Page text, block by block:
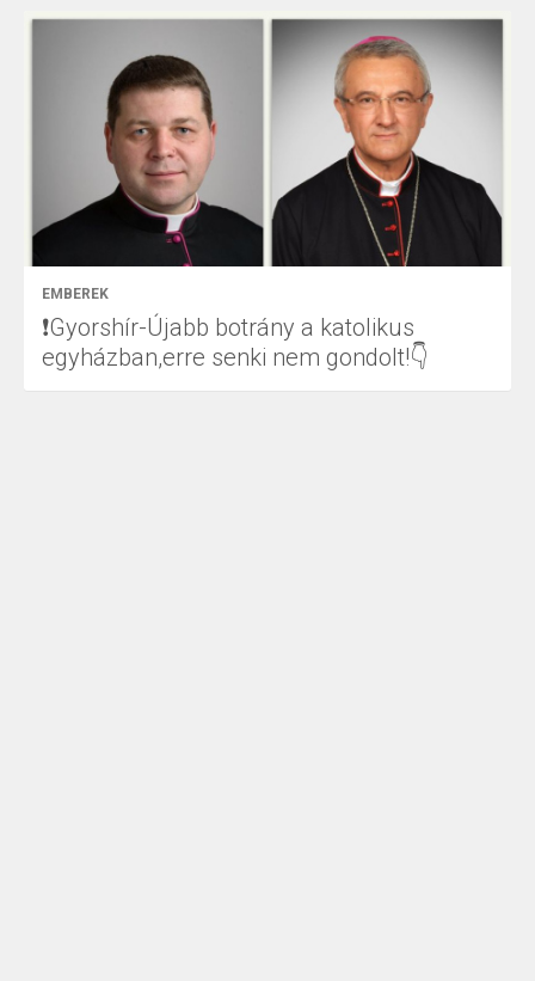
EMBEREK
❗Gyorshír-Újabb botrány a katolikus
egyházban,erre senki nem gondolt!👇